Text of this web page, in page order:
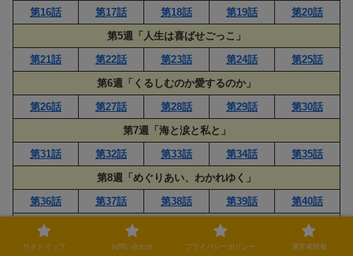
第16話
第17話 第18話 第19話
第20話
第5週「人生は喜ばせごっこ」
第21話
第22話 第23話 第24話
第25話
第6週「くるしむのか愛するのか」
第26話
第27話 第28話 第29話
第30話
第7週「海と涙と私と」
第31話
第32話 第33話 第34話
第35話
第8週「めぐりあい、わかれゆく」
第36話
第37話 第38話 第39話
第40話
第9週「絶望の隣は希望」
第41話
第42話 第43話 第44話 第45話
サイトマップ お問い合わせ プライバシーポリシー 運営者情報